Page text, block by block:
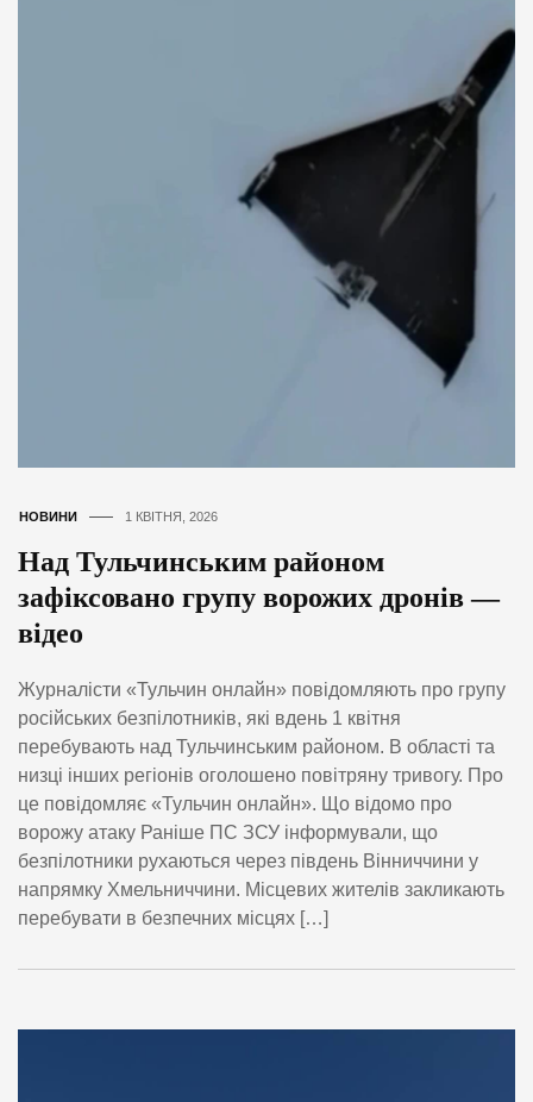
НОВИНИ 1 КВІТНЯ, 2026
Над Тульчинським районом
зафіксовано групу ворожих дронів —
відео
Журналісти «Тульчин онлайн» повідомляють про групу
російських безпілотників, які вдень 1 квітня
перебувають над Тульчинським районом. В області та
низці інших регіонів оголошено повітряну тривогу. Про
це повідомляє «Тульчин онлайн». Що відомо про
ворожу атаку Раніше ПС ЗСУ інформували, що
безпілотники рухаються через південь Вінниччини у
напрямку Хмельниччини. Місцевих жителів закликають
перебувати в безпечних місцях […]